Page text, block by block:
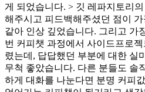
게 되었습니다. > 깃 레파지토리
해주시고 피드백해주셨던 점이
같아 인상 깊었습니다. 그리고 가
번 커피챗 과정에서 사이드프로
렸는데, 답답했던 부분에 대한 실
무척 좋았습니다. 다른 분들도 솔
하게 대화를 나눈다면 분명 커피